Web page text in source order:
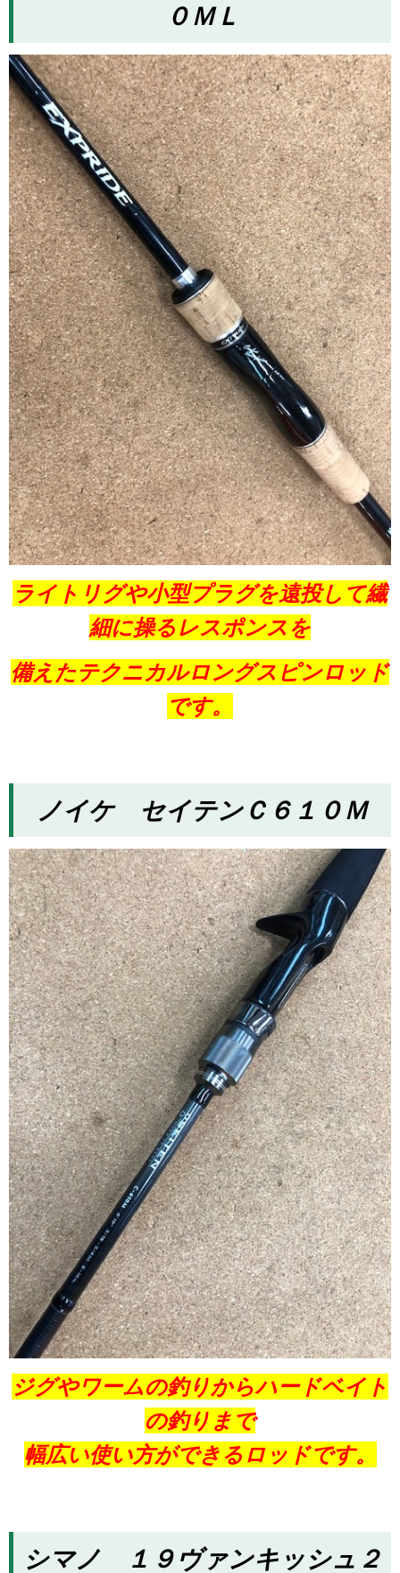
０ＭＬ
ライトリグや小型プラグを遠投して繊
細に操るレスポンスを
備えたテクニカルロングスピンロッド
です。
ノイケ セイテンＣ６１０Ｍ
ジグやワームの釣りからハードベイト
の釣りまで
幅広い使い方ができるロッドです。
シマノ １９ヴァンキッシュ２